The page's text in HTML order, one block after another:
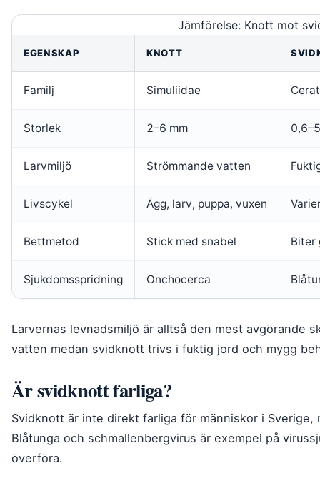
Jämförelse: Knott mot
EGENSKAP KNOTT
Familj Simuliidae
Storlek 2–6 mm
Larvmiljö Strömmande vatten
Livscykel Ägg, larv, puppa, vuxen
Bettmetod Stick med snabel Biter
Sjukdomsspridning Onchocerca
Larvernas levnadsmiljö är alltså den mest avgörande
vatten medan svidknott trivs i fuktig jord och mygg
Är svidknott farliga?
Svidknott är inte direkt farliga för människor i Sverige,
Blåtunga och schmallenbergvirus är exempel på
överföra.